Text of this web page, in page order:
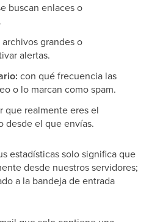
buscan enlaces o
archivos grandes o
alertas.
con qué frecuencia las
o lo marcan como spam.
que realmente eres el
desde el que envías.
estadísticas solo significa que
desde nuestros servidores;
a la bandeja de entrada